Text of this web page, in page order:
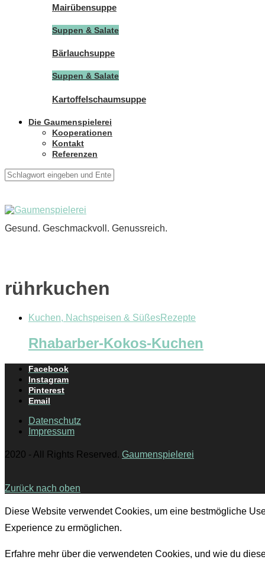
Mairübensuppe
Suppen & Salate
Bärlauchsuppe
Suppen & Salate
Kartoffelschaumsuppe
Die Gaumenspielerei
Kooperationen
Kontakt
Referenzen
Gesund. Geschmackvoll. Genussreich.
rührkuchen
Kuchen, Nachspeisen & SüßesRezepte
Rhabarber-Kokos-Kuchen
Facebook
Instagram
Pinterest
Email
Datenschutz
Impressum
2020 - All Rights Reserved. Gaumenspielerei
Zurück nach oben
Diese Website verwendet Cookies, um eine bestmögliche
Experience zu ermöglichen.
Erfahre mehr über die verwendeten Cookies, und wie du